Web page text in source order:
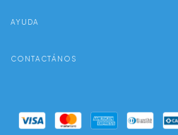
AYUDA
CONTACTÁNOS